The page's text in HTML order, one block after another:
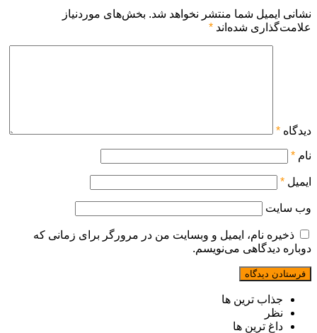
نشانی ایمیل شما منتشر نخواهد شد. بخش‌های موردنیاز
علامت‌گذاری شده‌اند *
دیدگاه *
نام *
ایمیل *
وب‌ سایت
ذخیره نام، ایمیل و وبسایت من در مرورگر برای زمانی که
دوباره دیدگاهی می‌نویسم.
جذاب ترین ها
نظر
داغ ترین ها